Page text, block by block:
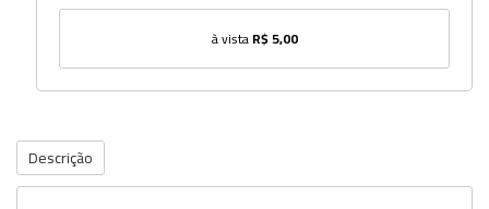
à vistaR$ 5,00
Descrição